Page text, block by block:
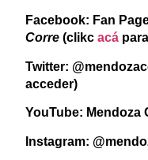
Facebook: Fan
Corre(clikc acá
Twitter:
acceder)
YouTube: Mendoza
Instagram: